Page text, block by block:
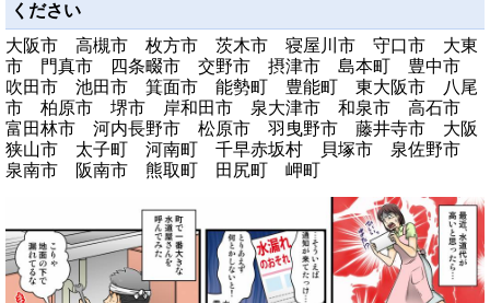
ください
大阪市 高槻市 枚方市 茨木市 寝屋川市 守口市 大東
市 門真市 四条畷市 交野市 摂津市 島本町 豊中市
吹田市 池田市 箕面市 能勢町 豊能町 東大阪市 八尾
市 柏原市 堺市 岸和田市 泉大津市 和泉市 高石市
富田林市 河内長野市 松原市 羽曳野市 藤井寺市 大阪
狭山市 太子町 河南町 千早赤坂村 貝塚市 泉佐野市
泉南市 阪南市 熊取町 田尻町 岬町